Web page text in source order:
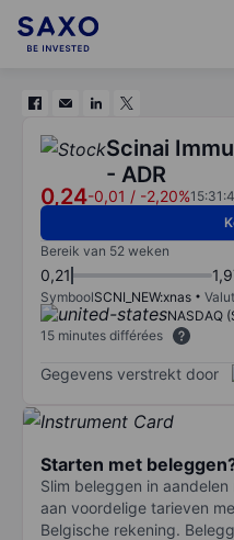
Scinai
- ADR
0,24-0,01 / -2,20%
Bereik van 52 weken
0,21
SymboolSCNI_NEW:xnas
NASDAQ
15 minutes différées
Gegevens verstrekt door
Starten met
Slim beleggen in
aan voordelige tarieven
Belgische rekening.